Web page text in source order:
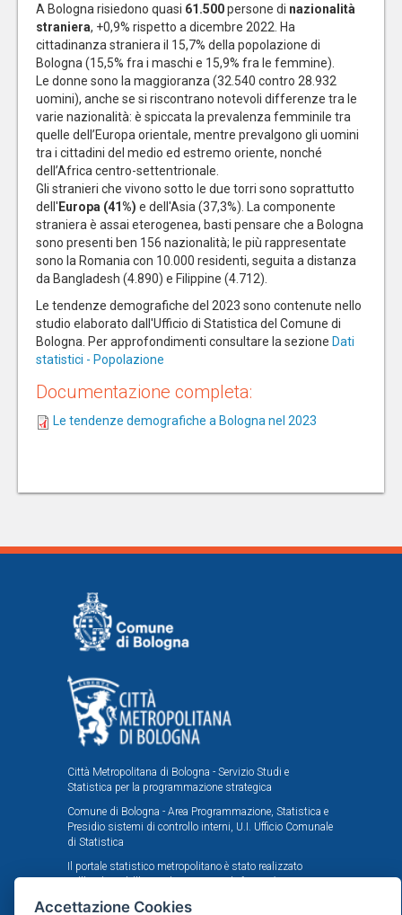
A Bologna risiedono quasi 61.500persone di nazionalità
straniera, +0,9% rispetto a dicembre 2022. Ha
cittadinanza straniera il 15,7% della popolazione di
Bologna (15,5% fra i maschi e 15,9% fra le femmine).
Le donne sono la maggioranza (32.540 contro 28.932
uomini), anche se si riscontrano notevoli differenze tra le
varie nazionalità: è spiccata la prevalenza femminile tra
quelle dell’Europa orientale, mentre prevalgono gli uomini
tra i cittadini del medio ed estremo oriente, nonché
dell’Africa centro-settentrionale.
Gli stranieri che vivono sotto le due torri sono soprattutto
dell' Europa (41%) e dell'Asia (37,3%). La componente
straniera è assai eterogenea, basti pensare che a Bologna
sono presenti ben 156 nazionalità; le più rappresentate
sono la Romania con 10.000 residenti, seguita a distanza
da Bangladesh (4.890) e Filippine (4.712).
Le tendenze demografiche del 2023 sono contenute nello
studio elaborato dall'Ufficio di Statistica del Comune di
Bologna. Per approfondimenti consultare la sezione Dati
statistici - Popolazione
Documentazione completa:
Le tendenze demografiche a Bologna nel 2023
Città Metropolitana di Bologna - Servizio Studi e
Statistica per la programmazione strategica
Comune di Bologna - Area Programmazione, Statistica e
Presidio sistemi di controllo interni, U.I. Ufficio Comunale
di Statistica
Il portale statistico metropolitano è stato realizzato
Accettazione Cookies